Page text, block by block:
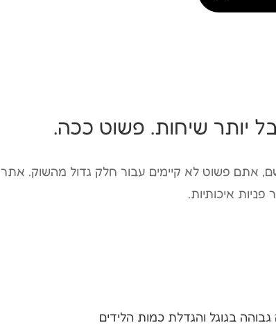
יותר שיחות. פשוט ככה.
אתם פשוט לא קיימים עבור חלק גדול מהשוק. אתר
פניות איכותיות.
בגוגל והגדלת כמות הלידים